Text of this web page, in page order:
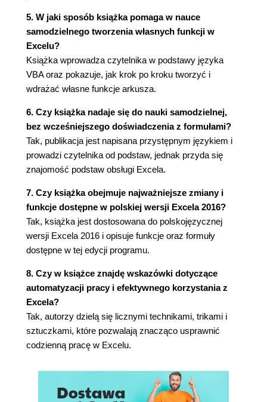
Tworzenie odwołań bezwzględnych i
mieszanych (64)
skoroszytów (67)
Kopiowanie i przenoszenie komórek i zakresów
komórek (68)
Konwertowanie formuł na wartości (71)
Ukrywanie formuł (74)
Błędy w formułach (75)
Co robić z odwołaniami cyklicznymi (76)
Szukanie wyniku (77)
Przykład szukania wyniku (78)
Szukanie wyniku - informacje dodatkowe (79)
Rozdział 3. Posługiwanie się nazwami (81)
Co to jest nazwa (82)
Zakres nazw (83)
Odnoszenie się do nazw z innego skoroszytu
(84)
Menedżer nazw (85)
Tworzenie nazw (86)
Edytowanie nazw (86)
Szybkie tworzenie nazw komórek i zakresów (87)
Okno dialogowe Nowa nazwa (87)
5. W jaki sposób książka pomaga w nauce
samodzielnego tworzenia własnych funkcji w
Excelu?
Książka wprowadza czytelnika w podstawy języka
VBA oraz pokazuje, jak krok po kroku tworzyć i
wdrażać własne funkcje arkusza.
6. Czy książka nadaje się do nauki samodzielnej,
bez wcześniejszego doświadczenia z formułami?
Tak, publikacja jest napisana przystępnym językiem i
prowadzi czytelnika od podstaw, jednak przyda się
znajomość podstaw obsługi Excela.
7. Czy książka obejmuje najważniejsze zmiany i
funkcje dostępne w polskiej wersji Excela 2016?
Tak, książka jest dostosowana do polskojęzycznej
wersji Excela 2016 i opisuje funkcje oraz formuły
dostępne w tej edycji programu.
8. Czy w książce znajdę wskazówki dotyczące
automatyzacji pracy i efektywnego korzystania z
Excela?
Tak, autorzy dzielą się licznymi technikami, trikami i
sztuczkami, które pozwalają znacząco usprawnić
codzienną pracę w Excelu.